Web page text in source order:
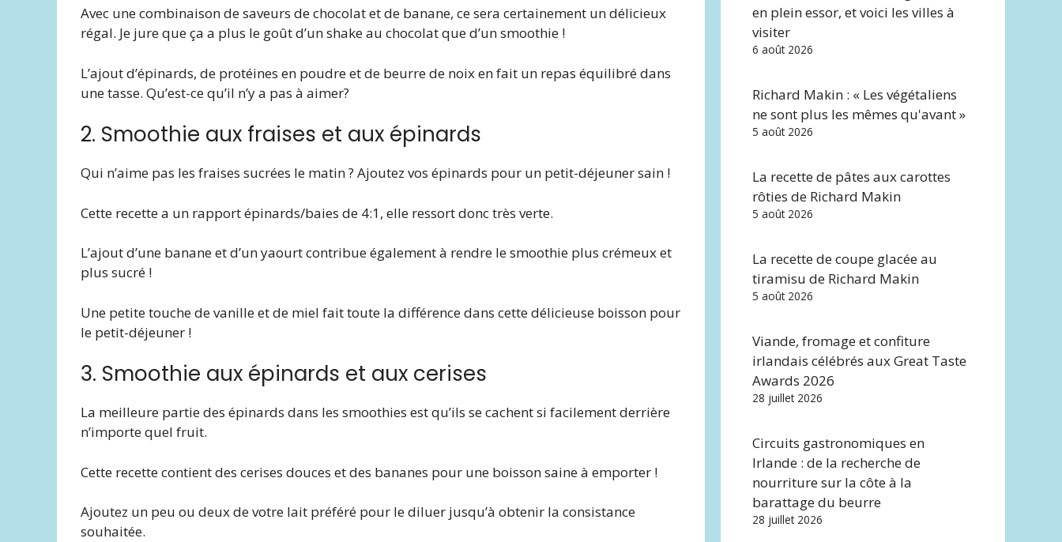
Avec une combinaison de saveurs de chocolat et de banane, ce sera certainement un délicieux
régal. Je jure que ça a plus le goût d’un shake au chocolat que d’un smoothie !
L’ajout d’épinards, de protéines en poudre et de beurre de noix en fait un repas équilibré dans
une tasse. Qu’est-ce qu’il n’y a pas à aimer?
2. Smoothie aux fraises et aux épinards
Qui n’aime pas les fraises sucrées le matin ? Ajoutez vos épinards pour un petit-déjeuner sain !
Cette recette a un rapport épinards/baies de 4:1, elle ressort donc très verte.
L’ajout d’une banane et d’un yaourt contribue également à rendre le smoothie plus crémeux et
plus sucré !
Une petite touche de vanille et de miel fait toute la différence dans cette délicieuse boisson pour
le petit-déjeuner !
3. Smoothie aux épinards et aux cerises
La meilleure partie des épinards dans les smoothies est qu’ils se cachent si facilement derrière
n’importe quel fruit.
Cette recette contient des cerises douces et des bananes pour une boisson saine à emporter !
Ajoutez un peu ou deux de votre lait préféré pour le diluer jusqu’à obtenir la consistance
souhaitée.
en plein essor, et voici les villes à
visiter
6 août 2026
Richard Makin : « Les végétaliens
ne sont plus les mêmes qu'avant »
5 août 2026
La recette de pâtes aux carottes
rôties de Richard Makin
5 août 2026
La recette de coupe glacée au
tiramisu de Richard Makin
5 août 2026
Viande, fromage et confiture
irlandais célébrés aux Great Taste
Awards 2026
28 juillet 2026
Circuits gastronomiques en
Irlande : de la recherche de
nourriture sur la côte à la
barattage du beurre
28 juillet 2026